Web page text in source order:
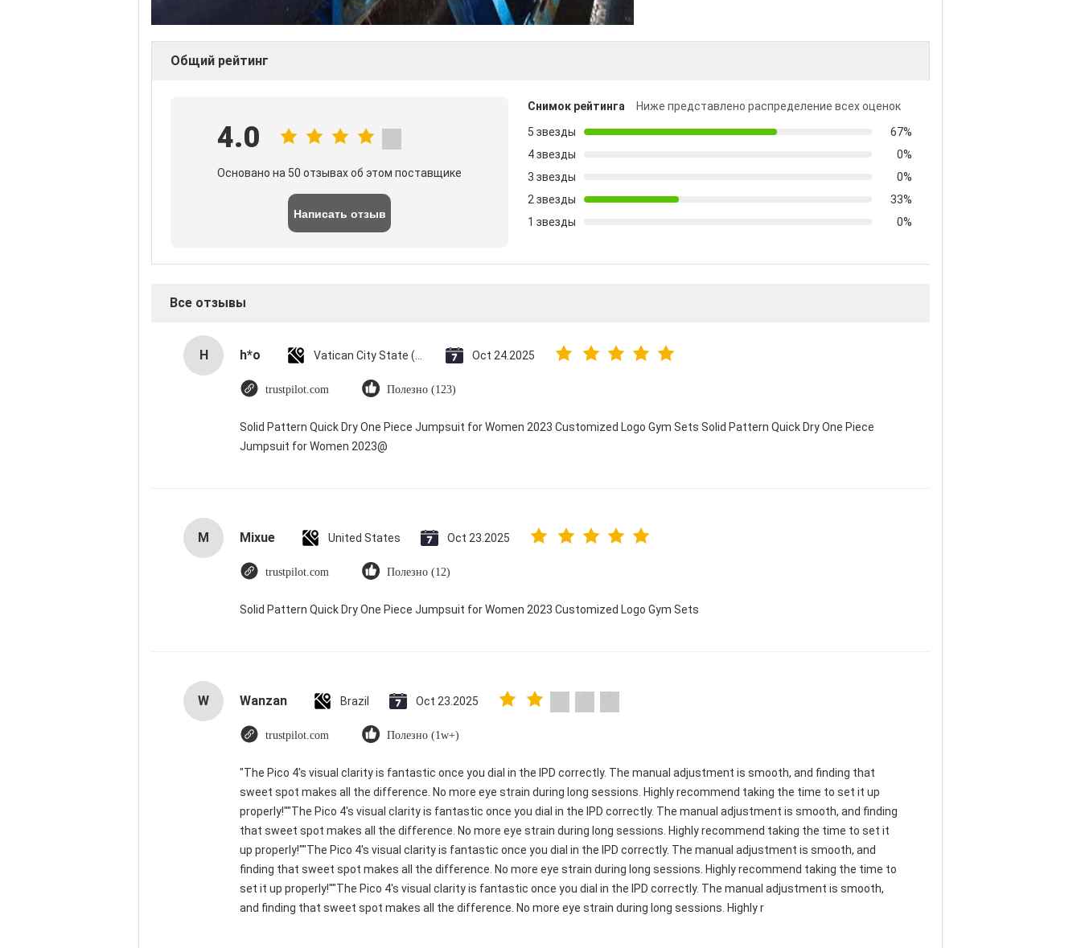
Общий рейтинг
4.0
Основано на 50 отзывах об этом поставщике
Написать отзыв
Снимок рейтинга
Ниже представлено распределение всех оценок
5 звезды
67%
4 звезды
0%
3 звезды
0%
2 звезды
33%
1 звезды
0%
Все отзывы
H h*o Oct 24.2025
trustpilot.com Полезно (123)
Solid Pattern Quick Dry One Piece Jumpsuit for Women 2023 Customized Logo Gym Sets Solid Pattern Quick Dry One Piece
Jumpsuit for Women 2023@
M Mixue United States Oct 23.2025
trustpilot.com Полезно (12)
Solid Pattern Quick Dry One Piece Jumpsuit for Women 2023 Customized Logo Gym Sets
W Wanzan Brazil Oct 23.2025
trustpilot.com Полезно (1w+)
"The Pico 4's visual clarity is fantastic once you dial in the IPD correctly. The manual adjustment is smooth, and finding that
sweet spot makes all the difference. No more eye strain during long sessions. Highly recommend taking the time to set it up
properly!""The Pico 4's visual clarity is fantastic once you dial in the IPD correctly. The manual adjustment is smooth, and finding
that sweet spot makes all the difference. No more eye strain during long sessions. Highly recommend taking the time to set it
up properly!""The Pico 4's visual clarity is fantastic once you dial in the IPD correctly. The manual adjustment is smooth, and
finding that sweet spot makes all the difference. No more eye strain during long sessions. Highly recommend taking the time to
set it up properly!""The Pico 4's visual clarity is fantastic once you dial in the IPD correctly. The manual adjustment is smooth,
and finding that sweet spot makes all the difference. No more eye strain during long sessions. Highly r